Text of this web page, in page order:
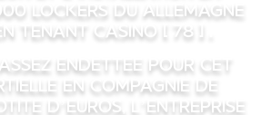
Lockers du Allemagne
tenant Casino [ 78 ] .
assez endettee pour cet
en compagnie de
d’euros, l’entreprise